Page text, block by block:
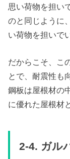
思い荷物を担い
のと同じように
い荷物を担いで
だからこそ、こ
とで、耐震性も
鋼板は屋根材の
に優れた屋根材
2-4. ガル